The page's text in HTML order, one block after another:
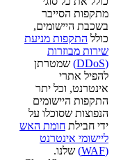
מתקפות הסייבר
בשכבת היישומים,
כולל התקפות מניעת
שירות מבוזרות
(DDoS)
שמטרתן
להפיל אתרי
אינטרנט, וכל יתר
התקפות היישומים
הנפוצות שסוכלו על
ידי חבילת חומת האש
ליישומי אינטרנט
(WAF)
שלנו.